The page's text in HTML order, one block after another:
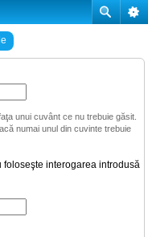
unui cuvânt ce nu trebuie găsit.
numai unul din cuvinte trebuie
interogarea introdusă